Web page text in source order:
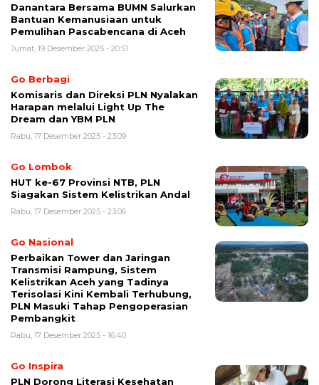
Danantara Bersama BUMN Salurkan
Bantuan Kemanusiaan untuk
Pemulihan Pascabencana di Aceh
Jumat, 19 Desember 2025 - 20:51
Go Berbagi
Komisaris dan Direksi PLN Nyalakan
Harapan melalui Light Up The
Dream dan YBM PLN
Rabu, 17 Desember 2025 - 23:09
Go Lombok
HUT ke-67 Provinsi NTB, PLN
Siagakan Sistem Kelistrikan Andal
Rabu, 17 Desember 2025 - 23:06
Go Nasional
Perbaikan Tower dan Jaringan
Transmisi Rampung, Sistem
Kelistrikan Aceh yang Tadinya
Terisolasi Kini Kembali Terhubung,
PLN Masuki Tahap Pengoperasian
Pembangkit
Rabu, 17 Desember 2025 - 16:40
Go Inspira
PLN Dorong Literasi Kesehatan